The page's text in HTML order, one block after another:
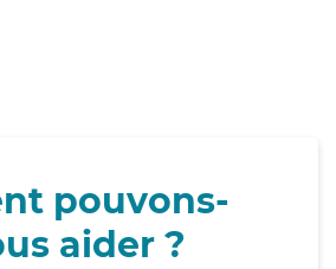
pouvons-
aider ?